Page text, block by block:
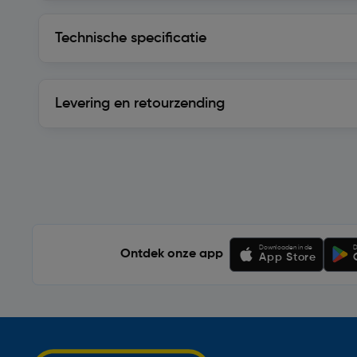
Technische specificatie
Levering en retourzending
Ontdek onze app
Downloaden in de
App Store